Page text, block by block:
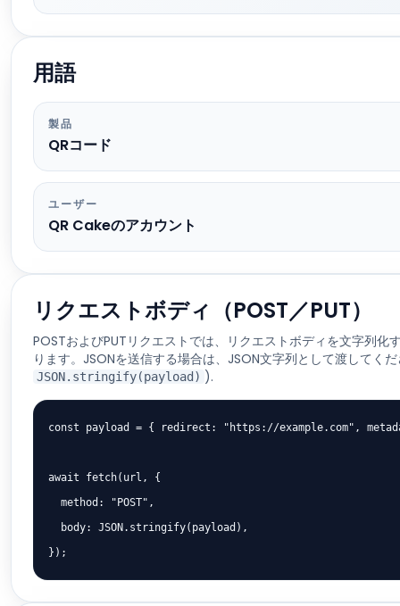
用語
製品
QRコード
ユーザー
QR Cakeのアカウント
リクエストボディ（POST／PUT）
POSTおよびPUTリクエストでは、リクエストボディを文字列化
ります。JSONを送信する場合は、JSON文字列として渡してく
JSON.stringify(payload) ).
const payload = { redirect: "https://example.com",
await fetch(url, {
  method: "POST",
  body: JSON.stringify(payload),
});